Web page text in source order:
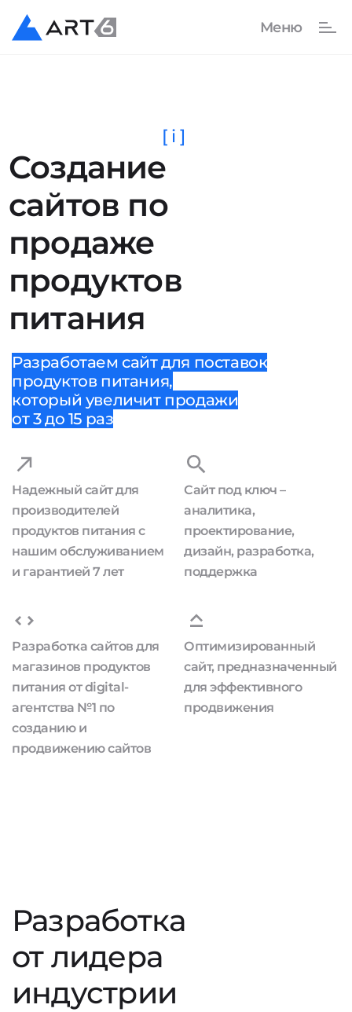
Создание
сайтов по
продаже
продуктов
питания
[ i ]
Разработаем сайт для поставок
продуктов питания,
который увеличит продажи
от 3 до 15 раз
Надежный сайт для
производителей
продуктов питания с
нашим обслуживанием
и гарантией 7 лет
Сайт под ключ –
аналитика,
проектирование,
дизайн, разработка,
поддержка
Разработка сайтов для
магазинов продуктов
питания от digital-
агентства №1 по
созданию и
продвижению сайтов
Оптимизированный
сайт, предназначенный
для эффективного
продвижения
Разработка
от лидера
индустрии